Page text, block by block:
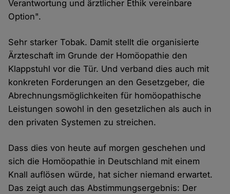
Verantwortung und ärztlicher Ethik vereinbare
Option".
Sehr starker Tobak. Damit stellt die organisierte
Ärzteschaft im Grunde der Homöopathie den
Klappstuhl vor die Tür. Und verband dies auch mit
konkreten Forderungen an den Gesetzgeber, die
Abrechnungsmöglichkeiten für homöopathische
Leistungen sowohl in den gesetzlichen als auch in
den privaten Systemen zu streichen.
Dass dies von heute auf morgen geschehen und
sich die Homöopathie in Deutschland mit einem
Knall auflösen würde, hat sicher niemand erwartet.
Das zeigt auch das Abstimmungsergebnis: Der